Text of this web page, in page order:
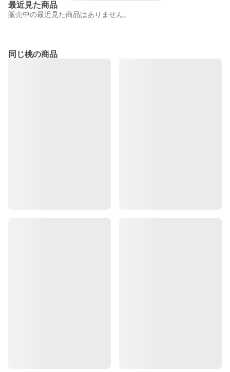
最近見た商品
販売中の最近見た商品はありません。
同じ桃の商品